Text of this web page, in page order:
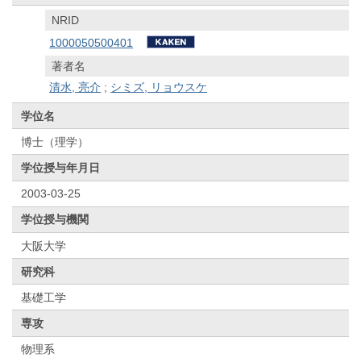
NRID
1000050500401
著者名
清水, 亮介 ; シミズ, リョウスケ
学位名
博士（理学）
学位授与年月日
2003-03-25
学位授与機関
大阪大学
研究科
基礎工学
専攻
物理系